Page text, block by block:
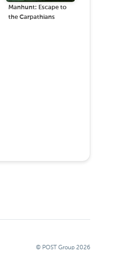
Manhunt: Escape to
the Carpathians
© POST Group 2026